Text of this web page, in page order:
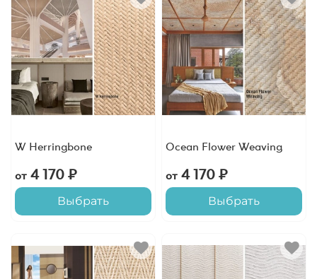
W Herringbone
от4 170 ₽
Выбрать
Ocean Flower Weaving
от4 170 ₽
Выбрать